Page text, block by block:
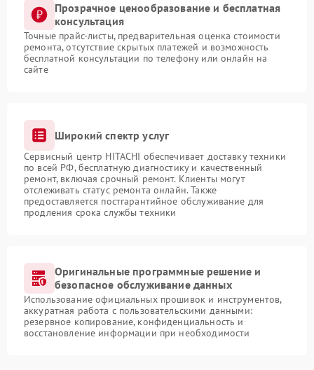
Прозрачное ценообразование и бесплатная
консультация
Точные прайс-листы, предварительная оценка стоимости
ремонта, отсутствие скрытых платежей и возможность
бесплатной консультации по телефону или онлайн на
сайте
Широкий спектр услуг
Сервисный центр HITACHI обеспечивает доставку техники
по всей РФ, бесплатную диагностику и качественный
ремонт, включая срочный ремонт. Клиенты могут
отслеживать статус ремонта онлайн. Также
предоставляется постгарантийное обслуживание для
продления срока службы техники
Оригинальные программные решение и
безопасное обслуживание данных
Использование официальных прошивок и инструментов,
аккуратная работа с пользовательскими данными:
резервное копирование, конфиденциальность и
восстановление информации при необходимости